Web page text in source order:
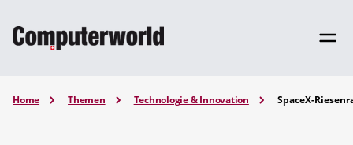
Home Themen Technologie & Innovation SpaceX-